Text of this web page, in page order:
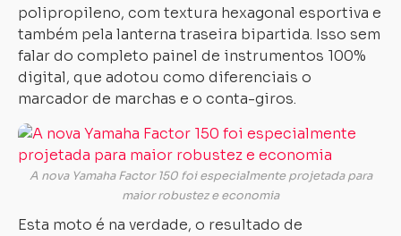
polipropileno, com textura hexagonal esportiva e
também pela lanterna traseira bipartida. Isso sem
falar do completo painel de instrumentos 100%
digital, que adotou como diferenciais o
marcador de marchas e o conta-giros.
A nova Yamaha Factor 150 foi especialmente projetada para
maior robustez e economia
Esta moto é na verdade, o resultado de